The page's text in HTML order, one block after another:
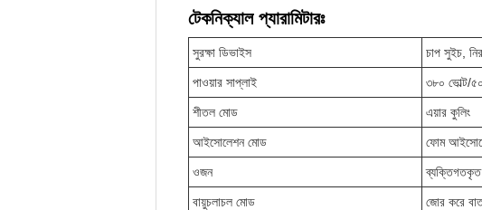
টেকনিক্যাল প্যারামিটারঃ
সুরক্ষা ডিভাইস চাপ সুইচ,
পাওয়ার সাপ্লাই ৩৮০ ভোল্ট/৫০
শীতল মোড এয়ার কুলিং
আইসোলেশন মোড ফোম
ওজন ব্যক্তিগতকৃত
বায়ুচলাচল মোড জোর করে